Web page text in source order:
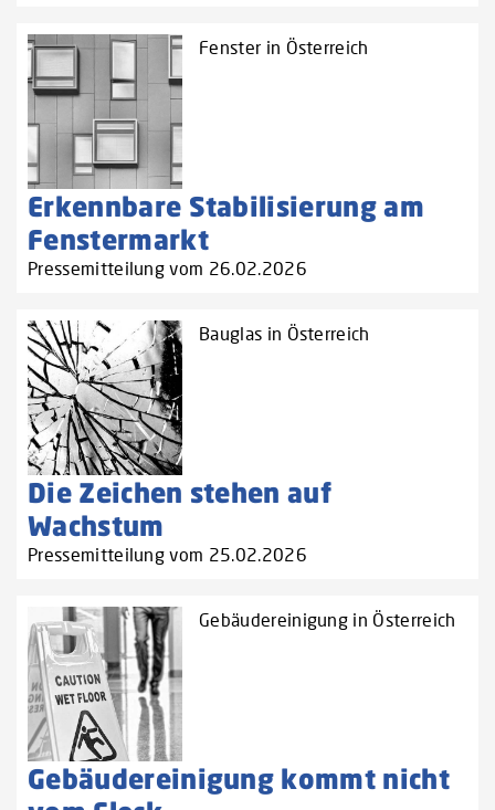
Fenster in Österreich
Erkennbare Stabilisierung am
Fenstermarkt
Pressemitteilung vom 26.02.2026
Bauglas in Österreich
Die Zeichen stehen auf
Wachstum
Pressemitteilung vom 25.02.2026
Gebäudereinigung in Österreich
Gebäudereinigung kommt nicht